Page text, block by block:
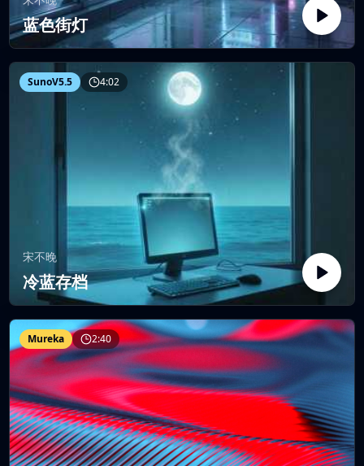
蓝色街灯
SunoV5.5 4:02
宋不晚
冷蓝存档
Mureka 2:40